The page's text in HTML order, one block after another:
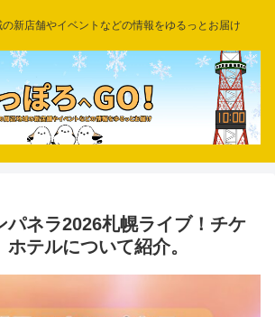
新店舗やイベントなどの情報をゆるっとお届け
パネラ2026札幌ライブ！チケ
ホテルについて紹介。